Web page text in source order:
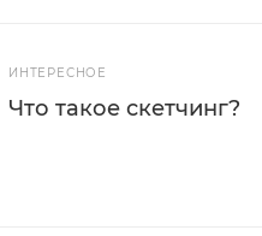
ИНТЕРЕСНОЕ
Что такое скетчинг?